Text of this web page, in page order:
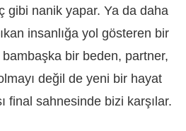
gibi nanik yapar. Ya da daha
insanlığa yol gösteren bir
bir beden, partner,
değil de yeni bir hayat
final sahnesinde bizi karşılar.